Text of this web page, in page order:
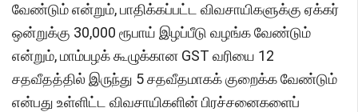
வேண்டும் என்றும், பாதிக்கப்பட்ட விவசாயிகளுக்கு ஏக்கர்
ஒன்றுக்கு 30,000 ரூபாய் இழப்பீடு வழங்க வேண்டும்
என்றும், மாம்பழக் கூழுக்கான GST வரியை 12
சதவீதத்தில் இருந்து 5 சதவீதமாகக் குறைக்க வேண்டும்
என்பது உள்ளிட்ட விவசாயிகளின் பிரச்சனைகளைப்